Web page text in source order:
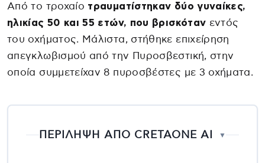
Από το τροχαίο τραυματίστηκαν δύο γυναίκες,
ηλικίας 50 και 55 ετών, που βρισκόταν εντός
του οχήματος. Μάλιστα, στήθηκε επιχείρηση
απεγκλωβισμού από την Πυροσβεστική, στην
οποία συμμετείχαν 8 πυροσβέστες με 3 οχήματα.
ΠΕΡΙΛΗΨΗ ΑΠΟ CRETAONE AI ▼